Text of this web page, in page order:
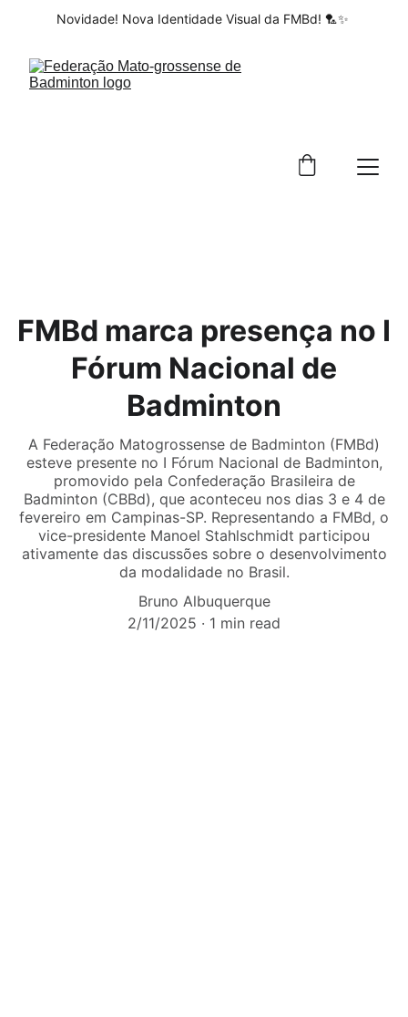
Novidade! Nova Identidade Visual da FMBd! 🏸✨
FMBd marca presença no I
Fórum Nacional de
Badminton
A Federação Matogrossense de Badminton (FMBd)
esteve presente no I Fórum Nacional de Badminton,
promovido pela Confederação Brasileira de
Badminton (CBBd), que aconteceu nos dias 3 e 4 de
fevereiro em Campinas-SP. Representando a FMBd, o
vice-presidente Manoel Stahlschmidt participou
ativamente das discussões sobre o desenvolvimento
da modalidade no Brasil.
Bruno Albuquerque
2/11/2025
1 min read